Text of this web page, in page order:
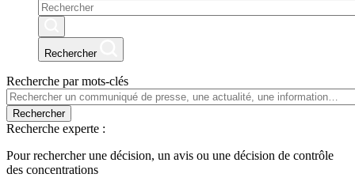
Rechercher
Recherche par mots-clés
Rechercher
Recherche experte :
Pour rechercher une décision, un avis ou une décision de contrôle
des concentrations